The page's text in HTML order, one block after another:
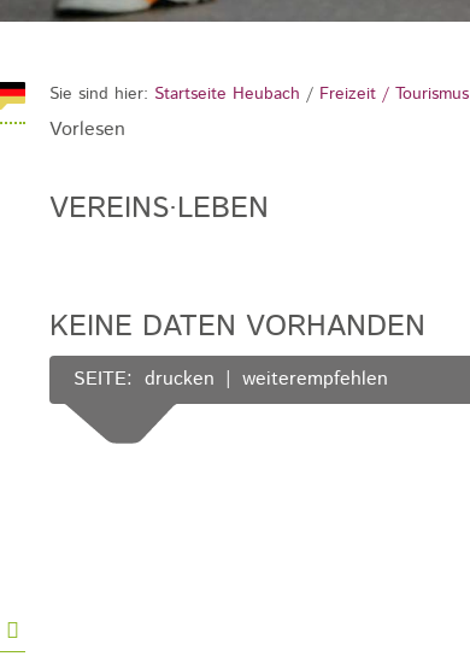
Sie sind hier: Startseite Heubach / Freizeit / Tourismus
Vorlesen
VEREINS·LEBEN
KEINE DATEN VORHANDEN
SEITE: drucken weiterempfehlen